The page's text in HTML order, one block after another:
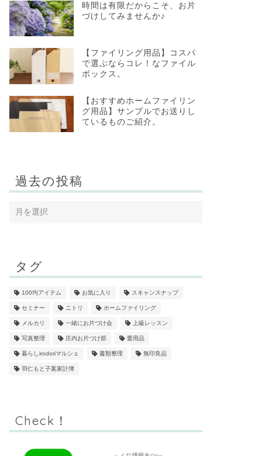
時間は有限だからこそ、お片
づけしてみませんか♪
【ファイリング用品】コスパ
で選ぶならコレ！なファイル
ボックス。
【おすすめホームファイリン
グ用品】サンプルでお送りし
ているものご紹介。
過去の投稿
タグ
100均アイテム お気に入り スキャンスナップ
セミナー ニトリ ホームファイリング
メルカリ 一緒にお片づけ会 上級レッスン
写真整理 庄内お片づけ部 愛用品
暮らしirodoriマルシェ 書類整理 無印良品
羽仁もと子案家計簿
Check！